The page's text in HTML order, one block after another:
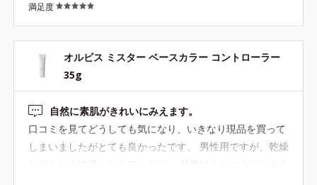
ンスパウダーを重ねましたが、モロモロなどはなし。 少し
ピンクっぽい血色のいい顔になったかな？ 顔色補正の下地
としては有りだと思いました。鼻のテカリは他の下地でも
出ますしね。
満足度
オルビス ミスター ベースカラー コントローラー
35g
自然に素肌がきれいにみえます。
口コミを見てどうしても気になり、いきなり現品を買って
しまいましたがとても良かったです。 男性用ですが、乾燥
などもなく快適に使えています。 日焼け止めの上にこれを